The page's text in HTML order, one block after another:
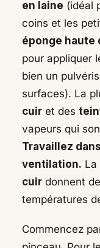
en laine (idéal
coins et les
éponge haute
pour appliquer
bien un
surfaces). La
cuir et des
vapeurs qui
Travaillez
ventilation. La
cuir donnent
températures
Commencez